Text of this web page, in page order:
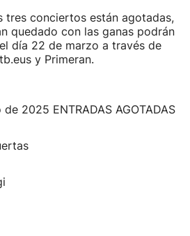
tres conciertos están agotadas,
quedado con las ganas podrán
día 22 de marzo a través de
y Primeran.
2025 ENTRADAS AGOTADAS